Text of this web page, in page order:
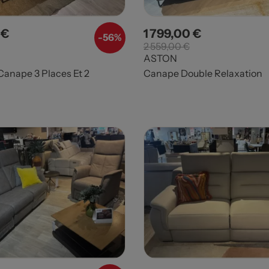
-56%
Prix de base
3 Places Et 2
Prix
1 799,00 €Prix de base
2 559,00 €
ASTON
Canape Double Relaxation